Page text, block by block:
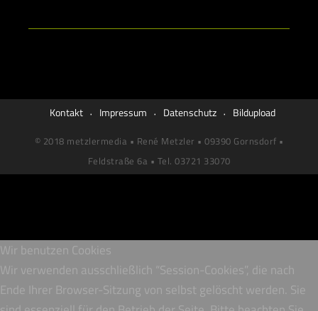
Kontakt Impressum Datenschutz Bildupload
© 2018 metzlermedia • René Metzler • 09390 Gornsdorf •
Feldstraße 6a • Tel. 03721 33070
Wir benutzen Cookies
Wir verwenden ausschließlich “Session-Cookies”, die nach
Ende Ihrer Browser-Sitzung von selbst gelöscht werden. Sie